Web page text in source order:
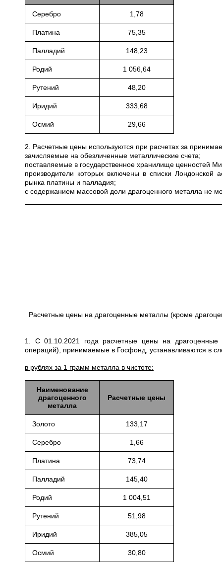
Серебро 1,78
Платина 75,35
Палладий 148,23
Родий 1 056,64
Рутений 48,20
Иридий 333,68
Осмий 29,66
2. Расчетные цены используются при расчетах за
зачисляемые на обезличенные металлические счета;
поставляемые в государственное хранилище ценностей
производители которых включены в списки Лондонской
рынка платины и палладия;
с содержанием массовой доли драгоценного металла не
Расчетные цены на драгоценные металлы (кроме
1. С 01.10.2021 года расчетные цены на драгоценные
операций), принимаемые в Госфонд, устанавливаются в
в рублях за 1 грамм металла в чистоте:
Наименование
драгоценного
металла
Расчетные цены
Золото 133,17
Серебро 1,66
Платина 73,74
Палладий 145,40
Родий 1 004,51
Рутений 51,98
Иридий 385,05
Осмий 30,80